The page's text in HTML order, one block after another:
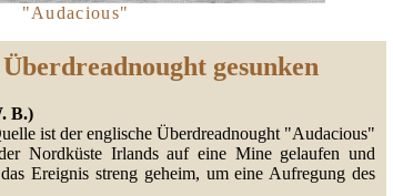
"Audacious"
gesunken
B.)
ist der englische Überdreadnought "Audacious"
Nordküste Irlands auf eine Mine gelaufen und
Ereignis streng geheim, um eine Aufregung des